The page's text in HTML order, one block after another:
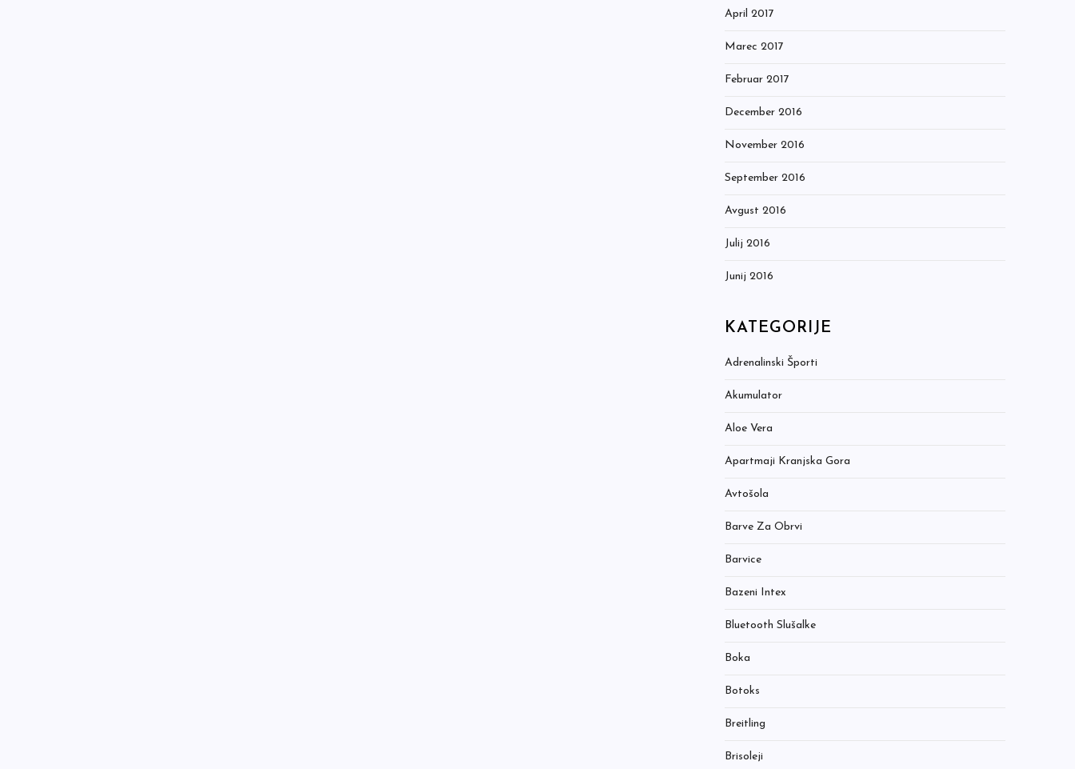
April 2017
Marec 2017
Februar 2017
December 2016
November 2016
September 2016
Avgust 2016
Julij 2016
Junij 2016
KATEGORIJE
Adrenalinski Športi
Akumulator
Aloe Vera
Apartmaji Kranjska Gora
Avtošola
Barve Za Obrvi
Barvice
Bazeni Intex
Bluetooth Slušalke
Boka
Botoks
Breitling
Brisoleji